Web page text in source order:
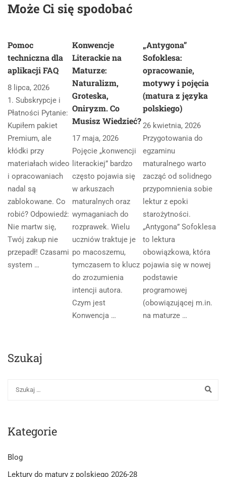
Może Ci się spodobać
Pomoc
techniczna dla
aplikacji FAQ
8 lipca, 2026
1. Subskrypcje i
Płatności Pytanie:
Kupiłem pakiet
Premium, ale
kłódki przy
materiałach wideo
i opracowaniach
nadal są
zablokowane. Co
robić? Odpowiedź:
Nie martw się,
Twój zakup nie
przepadł! Czasami
system …
Konwencje
Literackie na
Maturze:
Naturalizm,
Groteska,
Oniryzm. Co
Musisz Wiedzieć?
17 maja, 2026
Pojęcie „konwencji
literackiej” bardzo
często pojawia się
w arkuszach
maturalnych oraz
wymaganiach do
rozprawek. Wielu
uczniów traktuje je
po macoszemu,
tymczasem to klucz
do zrozumienia
intencji autora.
Czym jest
Konwencja …
„Antygona”
Sofoklesa:
opracowanie,
motywy i pojęcia
(matura z języka
polskiego)
26 kwietnia, 2026
Przygotowania do
egzaminu
maturalnego warto
zacząć od solidnego
przypomnienia sobie
lektur z epoki
starożytności.
„Antygona” Sofoklesa
to lektura
obowiązkowa, która
pojawia się w nowej
podstawie
programowej
(obowiązującej m.in.
na maturze …
Szukaj
Kategorie
Blog
Lektury do matury z polskiego 2026-28